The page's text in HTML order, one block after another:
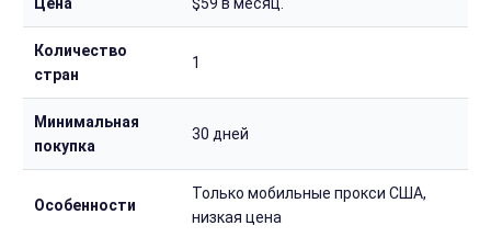
Количество
стран
1
Минимальная
покупка
30 дней
Особенности
Только мобильные прокси США,
низкая цена